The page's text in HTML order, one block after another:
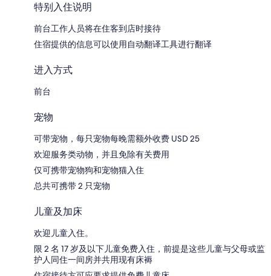
特别入住说明
前台工作人员将在住客到店时接待
住宿提供的信息可以使用自动翻译工具进行翻译
进入方式
前台
宠物
可带宠物，每只宠物每晚需额外收费 USD 25
欢迎服务类动物，并且免除有关费用
仅可携带宠物狗和宠物猫入住
总共可携带 2 只宠物
儿童及加床
欢迎儿童入住。
限 2 名 17 岁及以下儿童免费入住，前提是这些儿童与父母或监
护人同住一间房并共用现有床褥